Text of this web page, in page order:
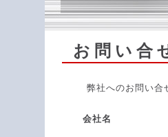
お問い合
弊社へのお問い合
会社名